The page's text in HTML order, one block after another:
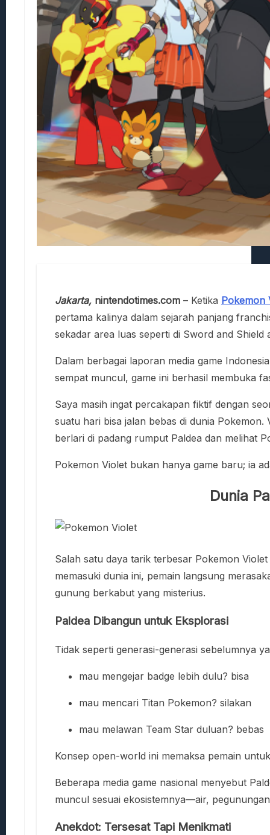
Jakarta, nintendotimes.com – Ketika Pokemon
pertama kalinya dalam sejarah panjang
sekadar area luas seperti di Sword and
Dalam berbagai laporan media game
sempat muncul, game ini berhasil membuka
Saya masih ingat percakapan fiktif dengan
suatu hari bisa jalan bebas di dunia
berlari di padang rumput Paldea dan melihat
Pokemon Violet bukan hanya game baru; ia
Dunia
Salah satu daya tarik terbesar Pokemon
memasuki dunia ini, pemain langsung
gunung berkabut yang misterius.
Paldea Dibangun untuk Eksplorasi
Tidak seperti generasi-generasi sebelumnya
mau mengejar badge lebih dulu? bisa
mau mencari Titan Pokemon? silakan
mau melawan Team Star duluan? bebas
Konsep open-world ini memaksa pemain
Beberapa media game nasional menyebut
muncul sesuai ekosistemnya—air,
Anekdot: Tersesat Tapi Menikmati